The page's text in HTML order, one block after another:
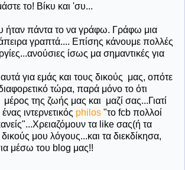
το! Βίκυ και 'συ...
ήταν πάντα το να γράφω. Γράφω μια
γραπτά.... Επίσης κάνουμε πολλές
ίσως μα σημαντικές για
για εμάς και τους δικούς μας, οπότε
τώρα, παρά μόνο το ότι
της ζωής μας και μαζί σας...Γιατί
ιντερνετικός philos "το fcb πολλοί
τα like σας(ή τα
μου λόγους...και τα διεκδίκησα,
μέσω του blog μας!!